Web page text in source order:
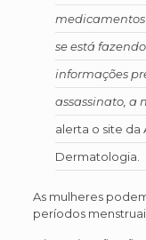
se está
informações
assassinato, a
alerta o site da
Dermatologia.
As mulheres
períodos